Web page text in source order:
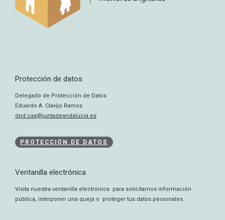
Protección de datos
Delegado de Protección de Datos
Eduardo A. Clavijo Ramos
dpd.caa@juntadeandalucia.es
PROTECCIÓN DE DATOS
Ventanilla electrónica
Visita nuestra ventanilla electrónica para solicitarnos información
pública, interponer una queja o proteger tus datos personales.